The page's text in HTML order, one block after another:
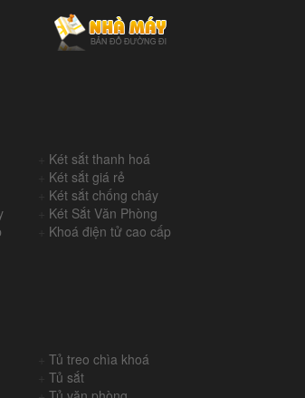
Két sắt thanh hoá
Két sắt giá rẻ
Két sắt chống cháy
Két Sắt Văn Phòng
Khoá điện tử cao cấp
Tủ treo chìa khoá
Tủ sắt